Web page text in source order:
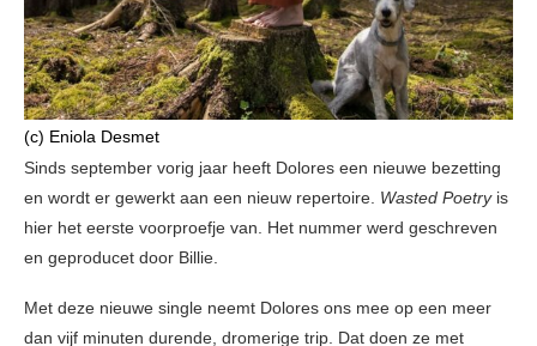
(c) Eniola Desmet
Sinds september vorig jaar heeft Dolores een nieuwe bezetting
en wordt er gewerkt aan een nieuw repertoire. Wasted Poetryis
hier het eerste voorproefje van. Het nummer werd geschreven
en geproducet door Billie.
Met deze nieuwe single neemt Dolores ons mee op een meer
dan vijf minuten durende, dromerige trip. Dat doen ze met